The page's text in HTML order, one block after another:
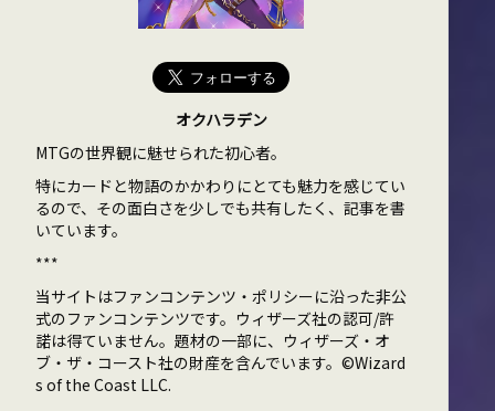
オクハラデン
MTGの世界観に魅せられた初心者。
特にカードと物語のかかわりにとても魅力を感じてい
るので、その面白さを少しでも共有したく、記事を書
いています。
***
当サイトはファンコンテンツ・ポリシーに沿った非公
式のファンコンテンツです。ウィザーズ社の認可/許
諾は得ていません。題材の一部に、ウィザーズ・オ
ブ・ザ・コースト社の財産を含んでいます。©Wizard
s of the Coast LLC.